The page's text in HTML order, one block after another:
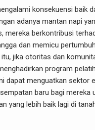
konsekuensi baik
adanya mantan napi
mereka berkontribusi
dan memicu
jika otoritas dan
program
dapat menguatkan sektor
baru bagi mereka
yang lebih baik lagi di